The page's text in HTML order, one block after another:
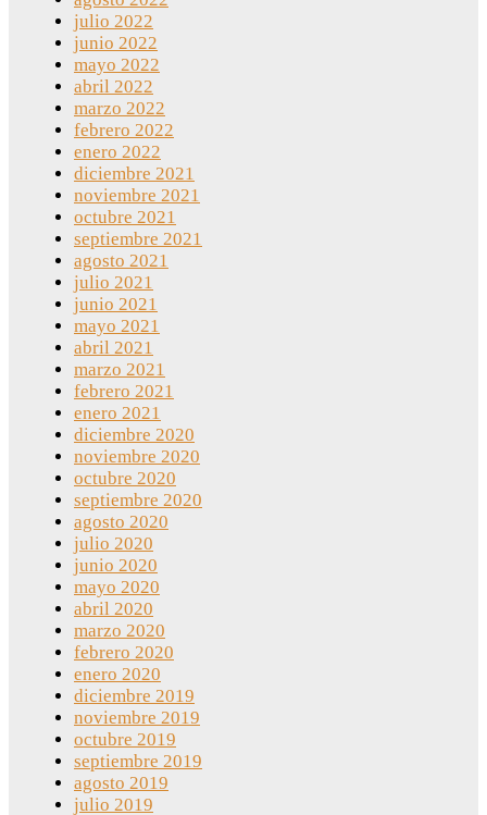
julio 2022
junio 2022
mayo 2022
abril 2022
marzo 2022
febrero 2022
enero 2022
diciembre 2021
noviembre 2021
octubre 2021
septiembre 2021
agosto 2021
julio 2021
junio 2021
mayo 2021
abril 2021
marzo 2021
febrero 2021
enero 2021
diciembre 2020
noviembre 2020
octubre 2020
septiembre 2020
agosto 2020
julio 2020
junio 2020
mayo 2020
abril 2020
marzo 2020
febrero 2020
enero 2020
diciembre 2019
noviembre 2019
octubre 2019
septiembre 2019
agosto 2019
julio 2019